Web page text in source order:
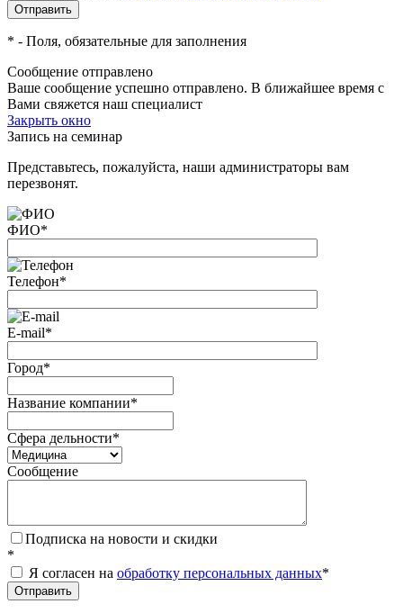
* - Поля, обязательные для заполнения
Сообщение отправлено
Ваше сообщение успешно отправлено. В ближайшее время с
Вами свяжется наш специалист
Закрыть окно
Запись на семинар
Представьтесь, пожалуйста, наши администраторы вам
перезвонят.
ФИО*
Телефон*
E-mail*
Город*
Название компании*
Сфера дельности*
Сообщение
Подписка на новости и скидки
*
Я согласен на обработку персональных данных*